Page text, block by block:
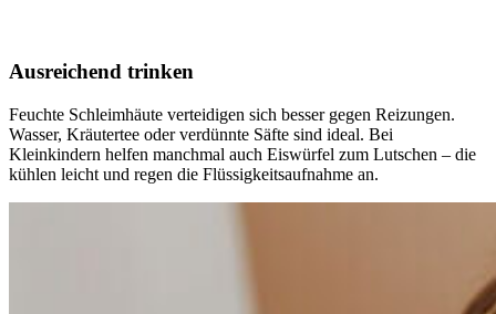
Ausreichend trinken
Feuchte Schleimhäute verteidigen sich besser gegen Reizungen.
Wasser, Kräutertee oder verdünnte Säfte sind ideal. Bei
Kleinkindern helfen manchmal auch Eiswürfel zum Lutschen – die
kühlen leicht und regen die Flüssigkeitsaufnahme an.